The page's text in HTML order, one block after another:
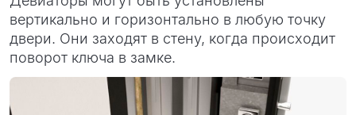
вертикально и горизонтально в любую точку
двери. Они заходят в стену, когда происходит
поворот ключа в замке.